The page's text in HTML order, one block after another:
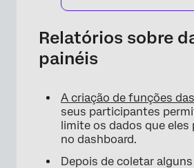
Relatórios sobre
painéis
A criação de funções
seus participantes
limite os dados que eles
no dashboard.
Depois de coletar